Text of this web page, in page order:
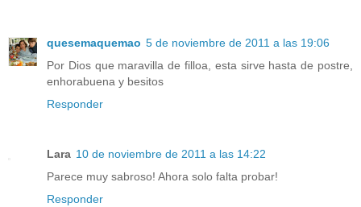
quesemaquemao 5 de noviembre de 2011 a las 19:06
Por Dios que maravilla de filloa, esta sirve hasta de postre,
enhorabuena y besitos
Responder
Lara 10 de noviembre de 2011 a las 14:22
Parece muy sabroso! Ahora solo falta probar!
Responder